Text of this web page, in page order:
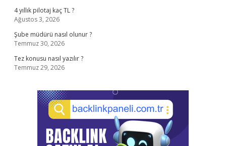
4 yıllık pilotaj kaç TL ?
Ağustos 3, 2026
Şube müdürü nasıl olunur ?
Temmuz 30, 2026
Tez konusu nasıl yazılır ?
Temmuz 29, 2026